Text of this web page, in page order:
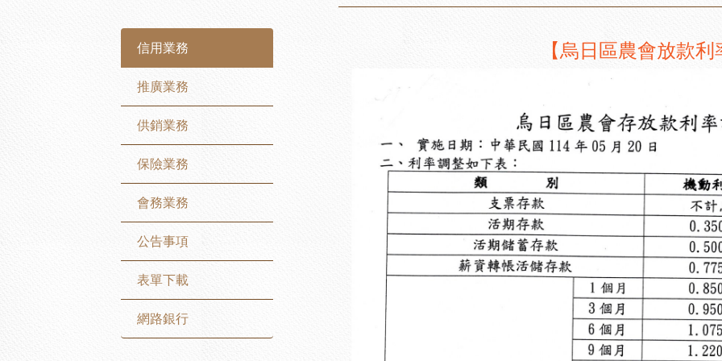
信用業務
推廣業務
供銷業務
保險業務
會務業務
公告事項
表單下載
網路銀行
【烏日區農會放款